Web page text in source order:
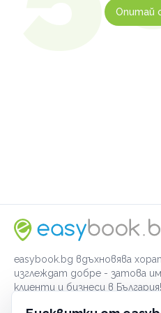
Опитай
easybook.bg вдъхновява
изглеждат добре - затова
клиенти и бизнеси в България!